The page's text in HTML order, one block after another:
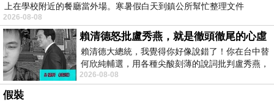
上在學校附近的餐廳當外場。寒暑假白天到鎮公所幫忙整理文件
2026-08-08
賴清德怒批盧秀燕，就是徹頭徹尾的心虛
賴清德大總統，我覺得你好像說錯了！你在台中替
何欣純輔選，用各種尖酸刻薄的說詞批判盧秀燕，
罵她施政滿意度輸給陳其邁，甚至還說盧
2026-08-08
假裝